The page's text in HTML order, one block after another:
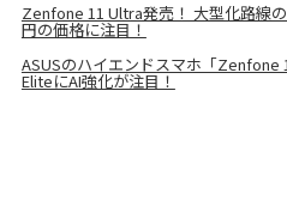
Zenfone 11 Ultra発売！ 大型化路線
円の価格に注目！
ASUSのハイエンドスマホ「
EliteにAI強化が注目！